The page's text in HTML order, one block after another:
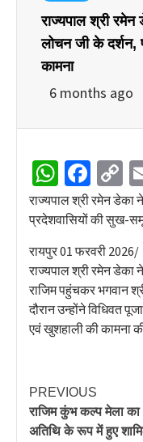
राज्यपाल श्री रमेन
लोचन जी के दर्शन,
कामना
6 months ago
राज्यपाल श्री रमेन डेका
प्रदेशवासियों की सुख-
रायपुर 01 फरवरी 2026/
राज्यपाल श्री रमेन
राजिम पहुंचकर भगवान
दौरान उन्होंने विधिवत
एवं खुशहाली की कामना
PREVIOUS
राजिम कुंभ कल्प मेला का
अतिथि के रूप में हुए